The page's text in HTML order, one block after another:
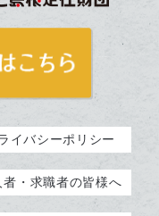
イバシーポリシー
者・求職者の皆様へ